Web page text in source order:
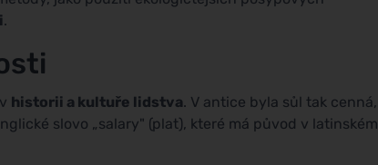
.
historii a kultuře lidstva. V antice byla sůl tak cenná,
slovo „salary" (plat), které má původ v latinském